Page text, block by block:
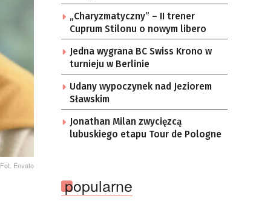
Fot. Envato
„Charyzmatyczny” – II trener
Cuprum Stilonu o nowym libero
Jedna wygrana BC Swiss Krono w
turnieju w Berlinie
Udany wypoczynek nad Jeziorem
Sławskim
Jonathan Milan zwycięzcą
lubuskiego etapu Tour de Pologne
popularne